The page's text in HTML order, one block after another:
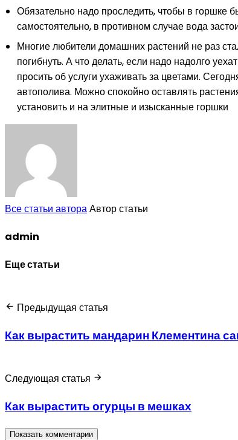
Обязательно надо проследить, чтобы в горшке
самостоятельно, в противном случае вода
Многие любители домашних растений не раз
погибнуть. А что делать, если надо надолго
просить об услуги ухаживать за цветами.
автополива. Можно спокойно оставлять
установить и на элитные и изысканные горшки
Все статьи автораАвтор статьи
admin
Еще статьи
Предыдущая статья
Как вырастить мандарин Клементина
Следующая статья
Как вырастить огурцы в мешках
Показать комментарии